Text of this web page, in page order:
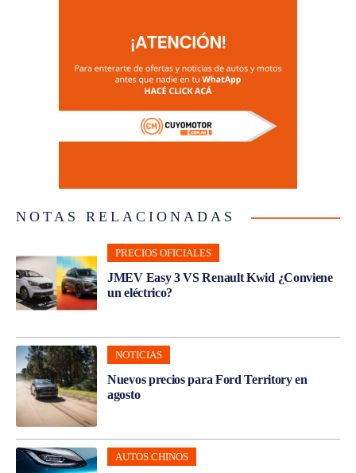
NOTAS RELACIONADAS
PRECIOS OFICIALES
JMEV Easy 3 VS Renault Kwid ¿Conviene
un eléctrico?
NOTICIAS
Nuevos precios para Ford Territory en
agosto
AUTOS CHINOS